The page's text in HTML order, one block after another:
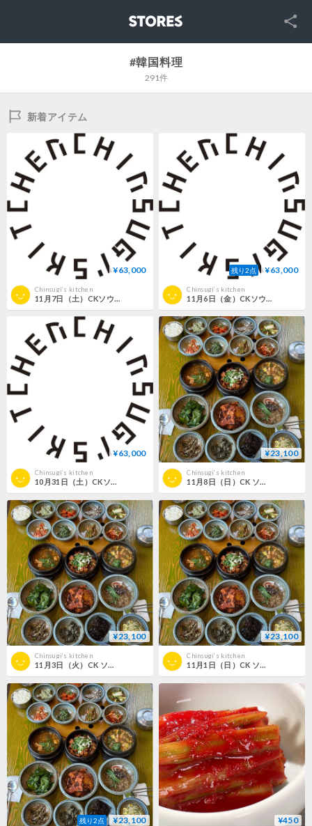
SNS
#韓国料理
291件
新着アイテム
¥63,000
Chinsugi‘s kitchen
11月7日（土）CKソウルツアー（デラックス）
残り2点 ¥63,000
Chinsugi‘s kitchen
11月6日（金）CKソウルツアー（デラックス）
¥63,000
Chinsugi‘s kitchen
10月31日（土）CKソウルツアー（デラックス）
¥23,100
Chinsugi‘s kitchen
11月8日（日）CK ソウルツアー（カジュアル）
¥23,100
Chinsugi‘s kitchen
11月3日（火）CK ソウルツアー（カジュアル）
¥23,100
Chinsugi‘s kitchen
11月1日（日）CK ソウルツアー（カジュアル）
残り2点 ¥23,100 ¥450